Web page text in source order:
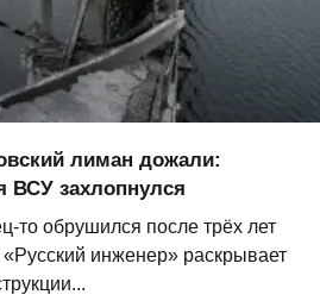
лиман дожали:
ВСУ захлопнулся
то обрушился после трёх лет
«Русский инженер» раскрывает